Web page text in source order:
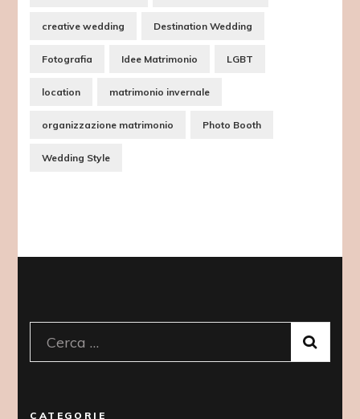
creative wedding Destination Wedding
Fotografia Idee Matrimonio LGBT
location matrimonio invernale
organizzazione matrimonio Photo Booth
Wedding Style
Ricerca
per:
CATEGORIE